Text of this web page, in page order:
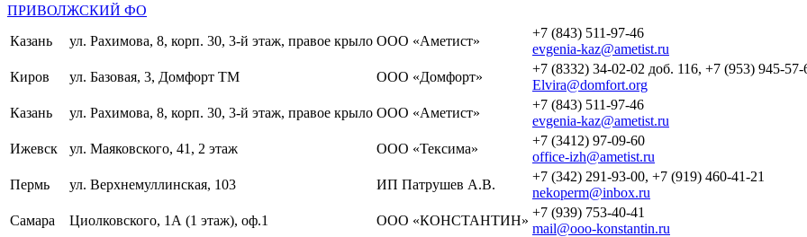
ПРИВОЛЖСКИЙ ФО
Казань
ул. Рахимова, 8, корп. 30, 3-й этаж, правое крыло ООО «Аметист»
+7 (843) 511-97-46
evgenia-kaz@ametist.ru
Киров
ул. Базовая, 3, Домфорт ТМ ООО «Домфорт»
+7 (8332) 34-02-02 доб. 116, +7 (953) 945-57-
Elvira@domfort.org
Казань
ул. Рахимова, 8, корп. 30, 3-й этаж, правое крыло ООО «Аметист»
+7 (843) 511-97-46
evgenia-kaz@ametist.ru
Ижевск
ул. Маяковского, 41, 2 этаж ООО «Тексима»
+7 (3412) 97-09-60
office-izh@ametist.ru
Пермь
ул. Верхнемуллинская, 103 ИП Патрушев А.В.
+7 (342) 291-93-00, +7 (919) 460-41-21
nekoperm@inbox.ru
Самара
Циолковского, 1А (1 этаж), оф.1 ООО «КОНСТАНТИН»
+7 (939) 753-40-41
mail@ooo-konstantin.ru